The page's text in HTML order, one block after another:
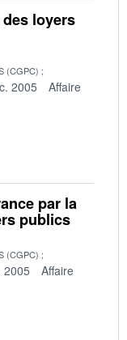
loyers
(CGPC)
2005
Affaire
par la
publics
(CGPC)
2005
Affaire